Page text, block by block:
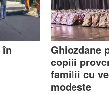
în
Ghiozdane
copiii
familii cu
modeste